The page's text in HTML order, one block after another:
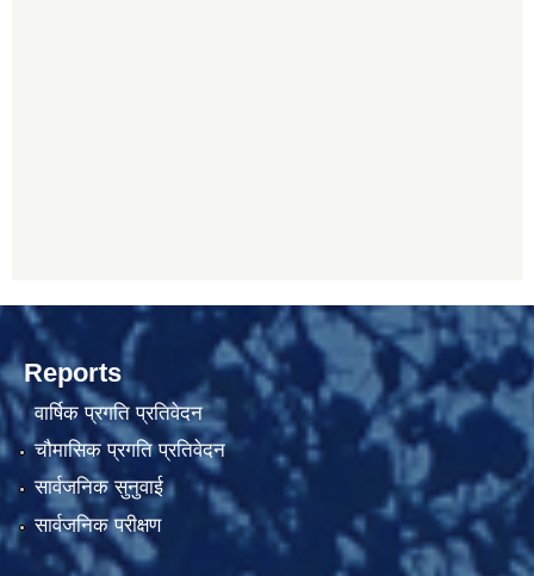
Reports
वार्षिक प्रगति प्रतिवेदन
चौमासिक प्रगति प्रतिवेदन
सार्वजनिक सुनुवाई
सार्वजनिक परीक्षण